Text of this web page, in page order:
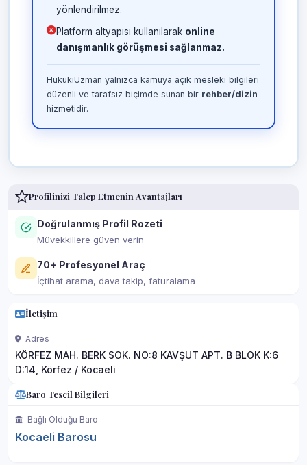
yönlendirilmez.
Platform altyapısı kullanılarak online
danışmanlık görüşmesi sağlanmaz.
HukukiUzman yalnızca kamuya açık mesleki bilgileri
düzenli ve tarafsız biçimde sunan bir rehber/dizin
hizmetidir.
Profilinizi Talep Etmenin Avantajları
Doğrulanmış Profil Rozeti
Müvekkillere güven verin
70+ Profesyonel Araç
İçtihat arama, dava takip, faturalama
İletişim
Adres
KÖRFEZ MAH. BERK SOK. NO:8 KAVŞUT APT. B BLOK K:6
D:14, Körfez / Kocaeli
Baro Tescil Bilgileri
Bağlı Olduğu Baro
Kocaeli Barosu